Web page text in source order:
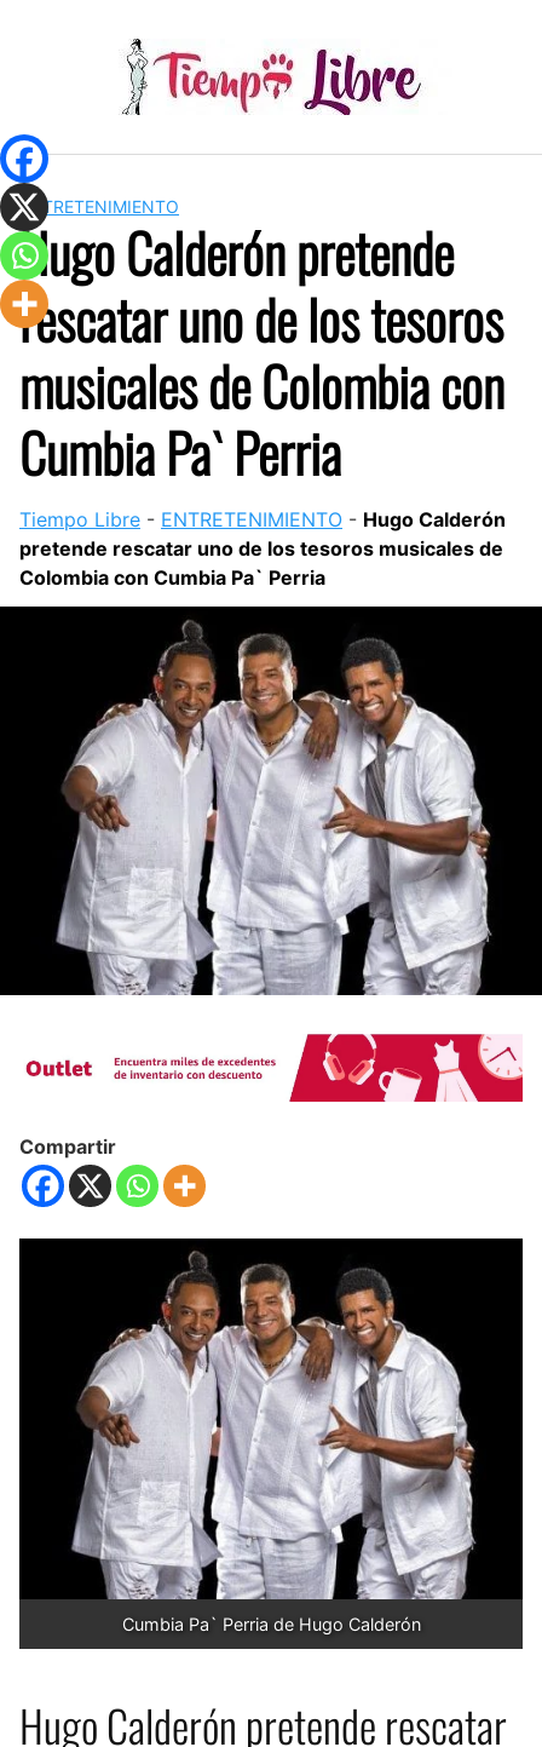
ENTRETENIMIENTO
Hugo Calderón pretende
rescatar uno de los tesoros
musicales de Colombia con
Cumbia Pa` Perria
Tiempo Libre - ENTRETENIMIENTO - Hugo Calderón
pretende rescatar uno de los tesoros musicales de
Colombia con Cumbia Pa` Perria
Compartir
Cumbia Pa` Perria de Hugo Calderón
Hugo Calderón pretende rescatar